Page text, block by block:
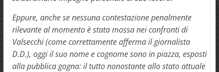
Eppure, anche se nessuna contestazione penalmente
rilevante al momento è stata mossa nei confronti di
Valsecchi (come correttamente afferma il giornalista
D.D.), oggi il suo nome e cognome sono in piazza, esposti
alla pubblica gogna: il tutto nonostante allo stato attuale